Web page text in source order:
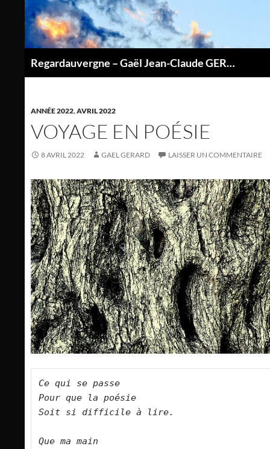
contenu
Regardauvergne – Gaël Jean-Claude GERARD
ANNÉE 2022,AVRIL 2022
VOYAGE EN POÉSIE
8 AVRIL 2022 GAEL GERARD LAISSER UN COMMENTAIRE
Ce qui se passe
Pour que la poésie
Soit si difficile à lire.
Que ma main